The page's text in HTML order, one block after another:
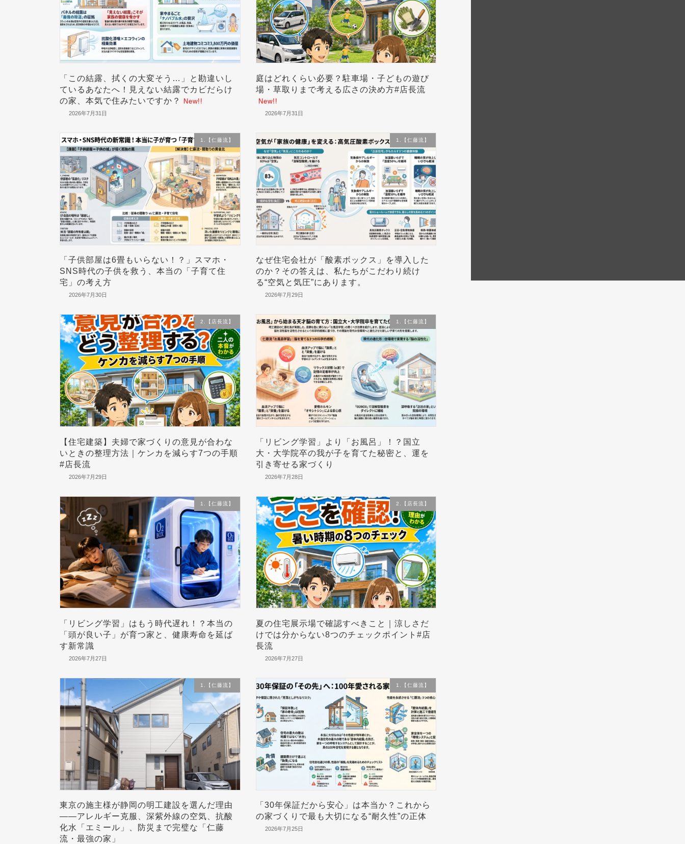
「この結露、拭くの大変そう…」と勘違いし
ているあなたへ！見えない結露でカビだらけ
の家、本気で住みたいですか？
New!!
2026年7月31日
庭はどれくらい必要？駐車場・子どもの遊び
場・草取りまで考える広さの決め方#店長流
New!!
2026年7月31日
1.【仁藤流】
「子供部屋は6畳もいらない！？」スマホ・
SNS時代の子供を救う、本当の「子育て住
宅」の考え方
2026年7月30日
1.【仁藤流】
なぜ住宅会社が「酸素ボックス」を導入した
のか？その答えは、私たちがこだわり続け
る“空気と気圧”にあります。
2026年7月29日
2.【店長流】
【住宅建築】夫婦で家づくりの意見が合わな
いときの整理方法｜ケンカを減らす7つの手順
#店長流
2026年7月29日
1.【仁藤流】
「リビング学習」より「お風呂」！？国立
大・大学院卒の我が子を育てた秘密と、運を
引き寄せる家づくり
2026年7月28日
1.【仁藤流】
「リビング学習」はもう時代遅れ！？本当の
「頭が良い子」が育つ家と、健康寿命を延ば
す新常識
2026年7月27日
2.【店長流】
夏の住宅展示場で確認すべきこと｜涼しさだ
けでは分からない8つのチェックポイント#店
長流
2026年7月27日
1.【仁藤流】
東京の施主様が静岡の明工建設を選んだ理由
——アレルギー克服、深紫外線の空気、抗酸
化水「エミール」、防災まで完璧な「仁藤
流・最強の家」
1.【仁藤流】
「30年保証だから安心」は本当か？これから
の家づくりで最も大切になる“耐久性”の正体
2026年7月25日